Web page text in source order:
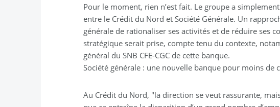
Pour le moment, rien n’est fait. Le groupe a
entre le Crédit du Nord et Société Générale. Un
générale de rationaliser ses activités et de réduire ses
stratégique serait prise, compte tenu du contexte,
général du SNB CFE-CGC de cette banque.
Société générale : une nouvelle banque pour moins de
Au Crédit du Nord, "la direction se veut rassurante,